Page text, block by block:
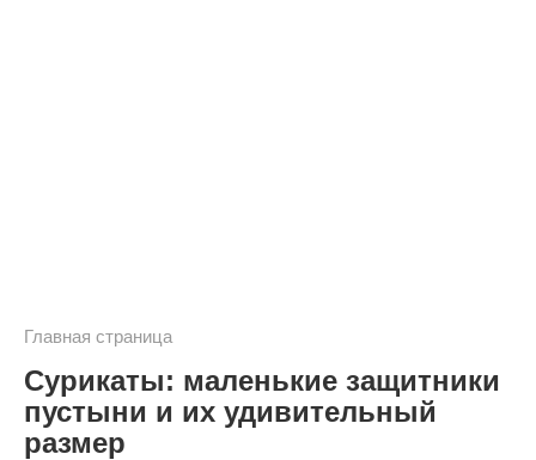
Главная страница
Сурикаты: маленькие защитники
пустыни и их удивительный
размер